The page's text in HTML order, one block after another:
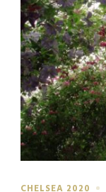
CHELSEA 2020